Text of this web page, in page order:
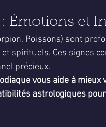
: Émotions et
Poissons) sont
spirituels. Ces signes
précieux.
vous aide à
astrologiques